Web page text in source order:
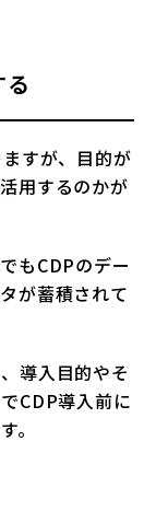
すが、目的が
用するのかが
もCDPのデー
が蓄積されて
導入目的やそ
CDP導入前に
。